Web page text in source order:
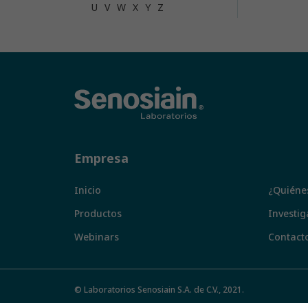
U V W X Y Z
Empresa
Inicio
Productos
Webinars
© Laboratorios Senosiain S.A. de C.V., 2021.